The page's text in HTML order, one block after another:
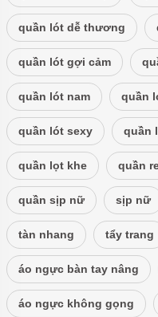
quần lót dễ thương
quần lót gợi cảm
quần lót nam quần
quần lót sexy quần
quần lọt khe quần
quần sịp nữ sịp nữ
tàn nhang tẩy trang
áo ngực bàn tay nâng
áo ngực không gọng